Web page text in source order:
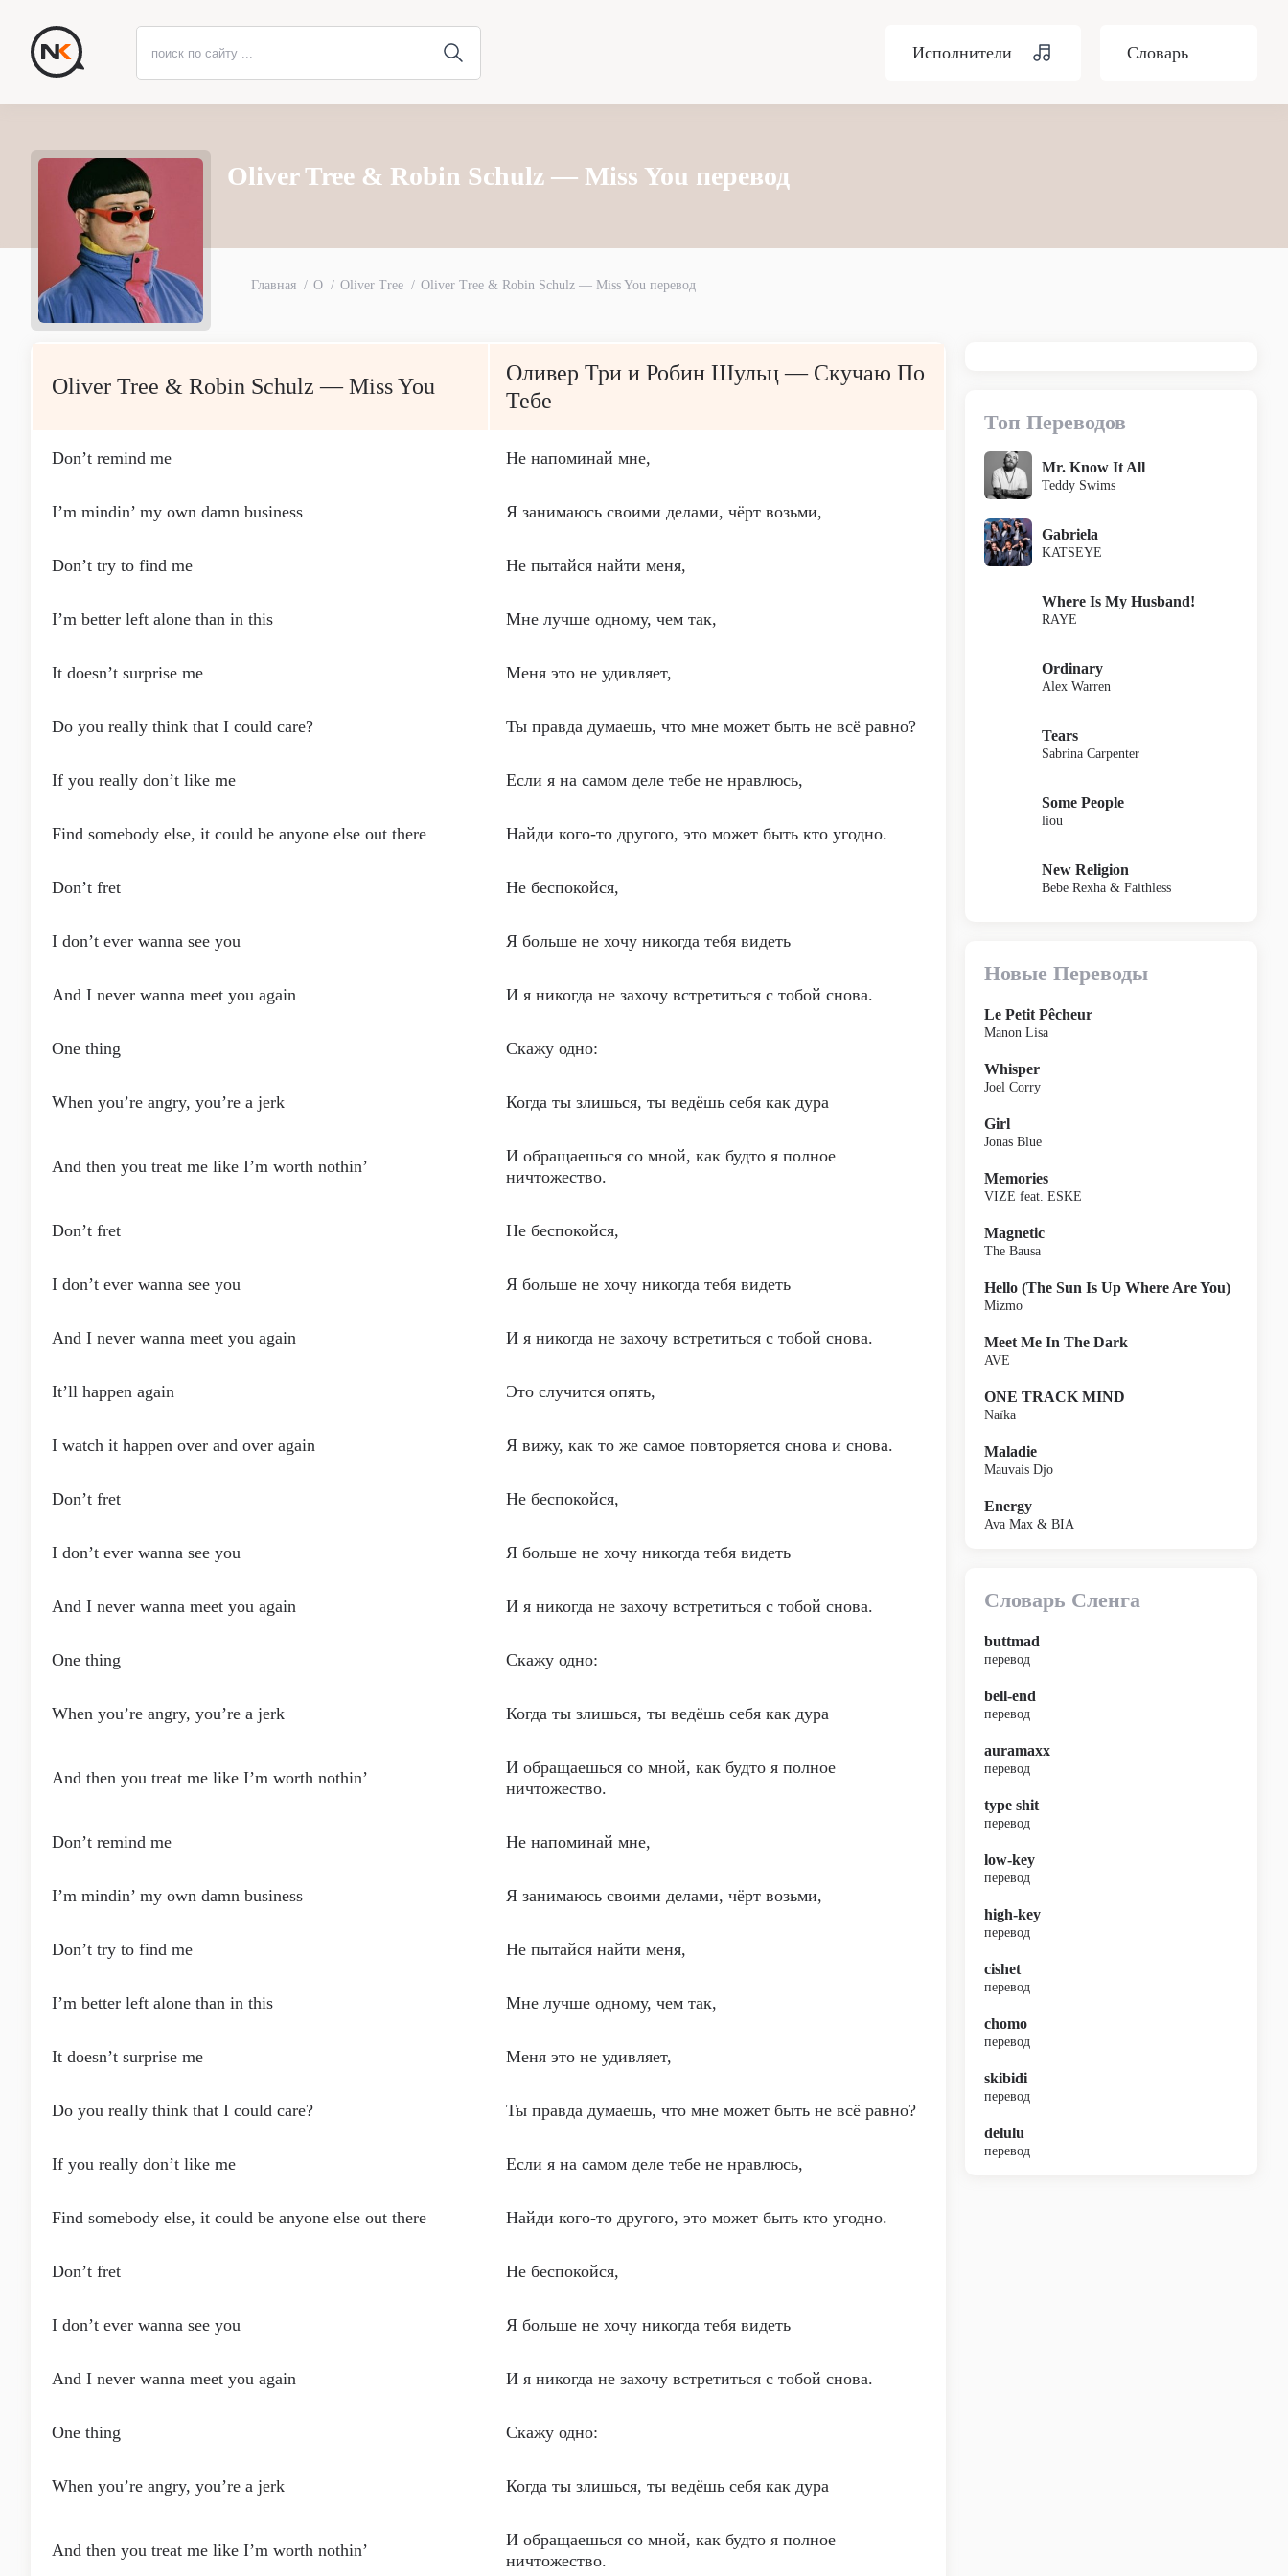
Исполнители Словарь
Oliver Tree & Robin Schulz — Miss You перевод
Главная O Oliver Tree Oliver Tree & Robin Schulz — Miss You перевод
Oliver Tree & Robin Schulz — Miss You
Оливер Три и Робин Шульц — Скучаю По
Тебе
Don’t remind me Не напоминай мне,
I’m mindin’ my own damn business Я занимаюсь своими делами, чёрт возьми,
Don’t try to find me Не пытайся найти меня,
I’m better left alone than in this Мне лучше одному, чем так,
It doesn’t surprise me Меня это не удивляет,
Do you really think that I could care? Ты правда думаешь, что мне может быть не всё равно?
If you really don’t like me Если я на самом деле тебе не нравлюсь,
Find somebody else, it could be anyone else out there Найди кого-то другого, это может быть кто угодно.
Don’t fret Не беспокойся,
I don’t ever wanna see you Я больше не хочу никогда тебя видеть
And I never wanna meet you again И я никогда не захочу встретиться с тобой снова.
One thing Скажу одно:
When you’re angry, you’re a jerk Когда ты злишься, ты ведёшь себя как дура
And then you treat me like I’m worth nothin’
И обращаешься со мной, как будто я полное
ничтожество.
Don’t fret Не беспокойся,
I don’t ever wanna see you Я больше не хочу никогда тебя видеть
And I never wanna meet you again И я никогда не захочу встретиться с тобой снова.
It’ll happen again Это случится опять,
I watch it happen ovеr and over again Я вижу, как то же самое повторяется снова и снова.
Don’t fret Не беспокойся,
I don’t ever wanna see you Я больше не хочу никогда тебя видеть
And I never wanna meet you again И я никогда не захочу встретиться с тобой снова.
One thing Скажу одно:
When you’re angry, you’re a jerk Когда ты злишься, ты ведёшь себя как дура
And then you treat me like I’m worth nothin’
И обращаешься со мной, как будто я полное
ничтожество.
Don’t remind me Не напоминай мне,
I’m mindin’ my own damn business Я занимаюсь своими делами, чёрт возьми,
Don’t try to find me Не пытайся найти меня,
I’m better left alone than in this Мне лучше одному, чем так,
It doesn’t surprise me Меня это не удивляет,
Do you really think that I could care? Ты правда думаешь, что мне может быть не всё равно?
If you really don’t like me Если я на самом деле тебе не нравлюсь,
Find somebody else, it could be anyone else out there Найди кого-то другого, это может быть кто угодно.
Don’t fret Не беспокойся,
I don’t ever wanna see you Я больше не хочу никогда тебя видеть
And I never wanna meet you again И я никогда не захочу встретиться с тобой снова.
One thing Скажу одно:
When you’re angry, you’re a jerk Когда ты злишься, ты ведёшь себя как дура
And then you treat me like I’m worth nothin’
И обращаешься со мной, как будто я полное
ничтожество.
Топ Переводов
Mr. Know It All
Teddy Swims
Gabriela
KATSEYE
Where Is My Husband!
RAYE
Ordinary
Alex Warren
Tears
Sabrina Carpenter
Some People
liou
New Religion
Bebe Rexha & Faithless
Новые Переводы
Le Petit Pêcheur
Manon Lisa
Whisper
Joel Corry
Girl
Jonas Blue
Memories
VIZE feat. ESKE
Magnetic
The Bausa
Hello (The Sun Is Up Where Are You)
Mizmo
Meet Me In The Dark
AVE
ONE TRACK MIND
Naïka
Maladie
Mauvais Djo
Energy
Ava Max & BIA
Словарь Сленга
buttmad
перевод
bell-end
перевод
auramaxx
перевод
type shit
перевод
low-key
перевод
high-key
перевод
cishet
перевод
chomo
перевод
skibidi
перевод
delulu
перевод